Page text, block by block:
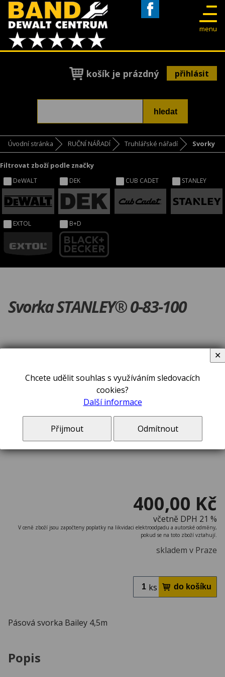
menu
košík je prázdný přihlásit
Úvodní stránka RUČNÍ NÁŘADÍ Truhlářské nářadí Svorky
Filtrovat zboží podle značky
DeWALT DEK CUB CADET STANLEY
EXTOL B+D
Svorka STANLEY® 0-83-100
400,00 Kč
včetně DPH 21 %
V ceně zboží jsou započteny poplatky na likvidaci elektroodpadu a autorské odměny,
pokud se na toto zboží vztahují.
skladem v Praze
ks
Pásová svorka Bailey 4,5m
Popis
Chcete udělit souhlas s využíváním sledovacích
cookies?
Další informace
Přijmout Odmítnout
✕